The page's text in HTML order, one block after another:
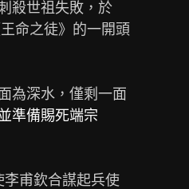
殺世祖失敗，於
命之徒》的一開頭
為深水，僅剩一面
準備賜死端宗
李甫欽合謀起兵使